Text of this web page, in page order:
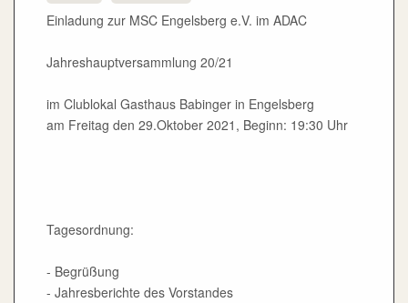
Einladung zur MSC Engelsberg e.V. im ADAC
Jahreshauptversammlung 20/21
im Clublokal Gasthaus Babinger in Engelsberg
am Freitag den 29.Oktober 2021, Beginn: 19:30 Uhr
Tagesordnung:
- Begrüßung
- Jahresberichte des Vorstandes